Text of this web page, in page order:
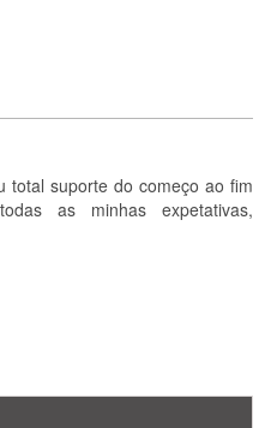
total suporte do começo ao fim
as minhas expetativas,